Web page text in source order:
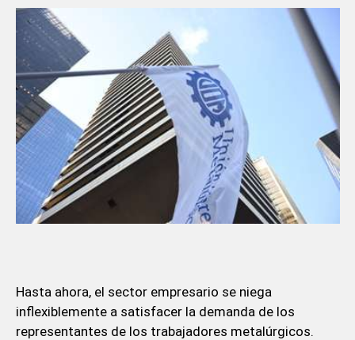
Hasta ahora, el sector empresario se niega
inflexiblemente a satisfacer la demanda de los
representantes de los trabajadores metalúrgicos.